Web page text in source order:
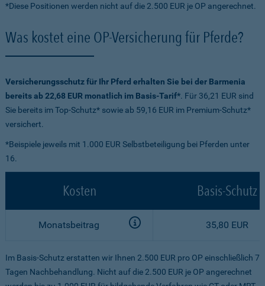
*Diese Positionen werden nicht auf die 2.500 EUR je OP angerechnet.
Was kostet eine OP-Versicherung für Pferde?
Versicherungsschutz für Ihr Pferd erhalten Sie bei der Barmenia
bereits ab 22,68 EUR monatlich im Basis-Tarif*. Für 36,21 EUR sind
Sie bereits im Top-Schutz* sowie ab 59,16 EUR im Premium-Schutz*
versichert.
*Beispiele jeweils mit 1.000 EUR Selbstbeteiligung bei Pferden unter
16.
Kosten Basis-Schutz
Monatsbeitrag 35,80 EUR
Im Basis-Schutz erstatten wir Ihnen 2.500 EUR pro OP einschließlich 7
Tagen Nachbehandlung. Nicht auf die 2.500 EUR je OP angerechnet